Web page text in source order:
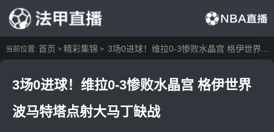
当前位置: 首页 > 精彩集锦 > 3场0进球！维拉0-3惨败水晶宫 格伊世界波马特塔点射大马丁缺战
3场0进球！维拉0-3惨败水晶宫 格伊世界
波马特塔点射大马丁缺战